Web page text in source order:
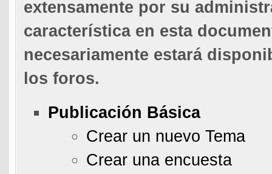
extensamente por su
característica en esta
necesariamente estará
los foros.
Publicación Básica
Crear un nuevo Tema
Crear una encuesta